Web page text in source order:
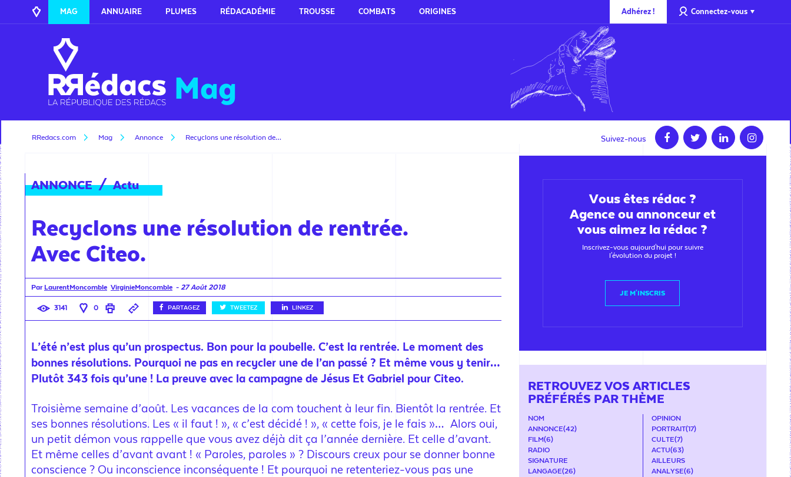
MAG ANNUAIRE PLUMES RÉDACADÉMIE TROUSSE COMBATS ORIGINES Connectez-vous
Adhérez !
Mag
RRedacs.com Mag Annonce Recyclons une résolution de… Suivez-nous
ANNONCE / Actu
Recyclons une résolution de rentrée.
Avec Citeo.
Par LaurentMoncomble VirginieMoncomble - 27 Août 2018
3141 0 PARTAGEZ TWEETEZ LINKEZ
L’été n’est plus qu’un prospectus. Bon pour la poubelle. C’est la rentrée. Le moment des
bonnes résolutions. Pourquoi ne pas en recycler une de l’an passé ? Et même vous y tenir…
Plutôt 343 fois qu’une ! La preuve avec la campagne de Jésus Et Gabriel pour Citeo.
Troisième semaine d’août. Les vacances de la com touchent à leur fin. Bientôt la rentrée. Et
ses bonnes résolutions. Les « il faut ! », « c’est décidé ! », « cette fois, je le fais »… Alors oui,
un petit démon vous rappelle que vous avez déjà dit ça l’année dernière. Et celle d’avant.
Et même celles d’avant avant ! « Paroles, paroles » ? Discours creux pour se donner bonne
conscience ? Ou inconscience inconséquente ! Et pourquoi ne retenteriez-vous pas une
Vous êtes rédac ?
Agence ou annonceur et
vous aimez la rédac ?
Inscrivez-vous aujourd'hui pour suivre
l'évolution du projet !
JE M'INSCRIS
RETROUVEZ VOS ARTICLES
PRÉFÉRÉS PAR THÈME
NOM
ANNONCE(42)
FILM(6)
RADIO
SIGNATURE
LANGAGE(26)
OPINION
PORTRAIT(17)
CULTE(7)
ACTU(63)
AILLEURS
ANALYSE(6)